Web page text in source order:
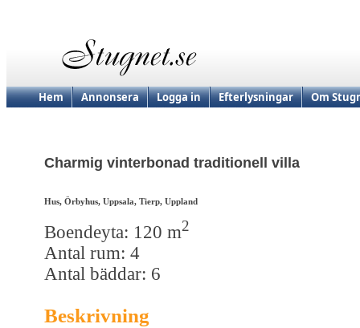
Hem Annonsera Logga in Efterlysningar Om
Charmig vinterbonad traditionell villa
Hus, Örbyhus, Uppsala, Tierp, Uppland
Boendeyta: 120 m2
Antal rum: 4
Antal bäddar: 6
Beskrivning